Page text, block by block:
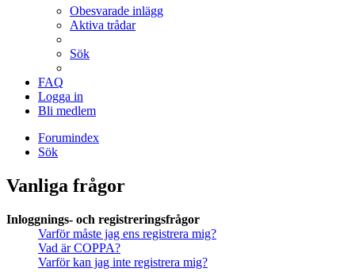
Obesvarade inlägg
Aktiva trådar
Sök
FAQ
Logga in
Bli medlem
Forumindex
Sök
Vanliga frågor
Inloggnings- och registreringsfrågor
Varför måste jag ens registrera mig?
Vad är COPPA?
Varför kan jag inte registrera mig?